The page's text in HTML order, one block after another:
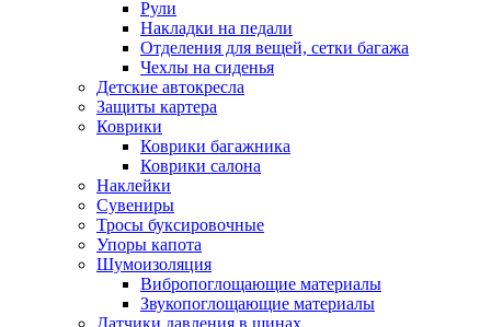
Рули
Накладки на педали
Отделения для вещей, сетки багажа
Чехлы на сиденья
Детские автокресла
Защиты картера
Коврики
Коврики багажника
Коврики салона
Наклейки
Сувениры
Тросы буксировочные
Упоры капота
Шумоизоляция
Вибропоглощающие материалы
Звукопоглощающие материалы
Датчики давления в шинах